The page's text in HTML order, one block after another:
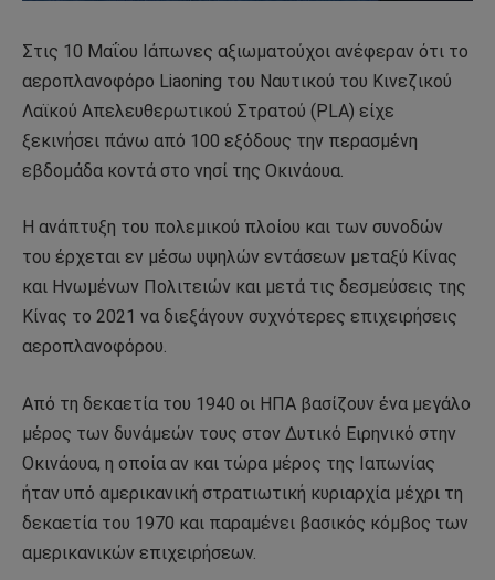
Στις 10 Μαΐου Ιάπωνες αξιωματούχοι ανέφεραν ότι το
αεροπλανοφόρο Liaoning του Ναυτικού του Κινεζικού
Λαϊκού Απελευθερωτικού Στρατού (PLA) είχε
ξεκινήσει πάνω από 100 εξόδους την περασμένη
εβδομάδα κοντά στο νησί της Οκινάουα.
Η ανάπτυξη του πολεμικού πλοίου και των συνοδών
του έρχεται εν μέσω υψηλών εντάσεων μεταξύ Κίνας
και Ηνωμένων Πολιτειών και μετά τις δεσμεύσεις της
Κίνας το 2021 να διεξάγουν συχνότερες επιχειρήσεις
αεροπλανοφόρου.
Από τη δεκαετία του 1940 οι ΗΠΑ βασίζουν ένα μεγάλο
μέρος των δυνάμεών τους στον Δυτικό Ειρηνικό στην
Οκινάουα, η οποία αν και τώρα μέρος της Ιαπωνίας
ήταν υπό αμερικανική στρατιωτική κυριαρχία μέχρι τη
δεκαετία του 1970 και παραμένει βασικός κόμβος των
αμερικανικών επιχειρήσεων.